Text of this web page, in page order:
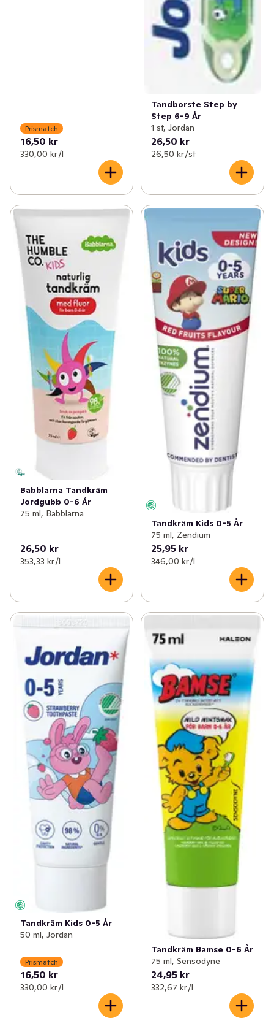
Prismatch
16,50 kr
330,00 kr /l
Tandborste Step by
Step 6-9 År
1 st, Jordan
26,50 kr
26,50 kr /st
Babblarna Tandkräm
Jordgubb 0-6 År
75 ml, Babblarna
26,50 kr
353,33 kr /l
Tandkräm Kids 0-5 År
75 ml, Zendium
25,95 kr
346,00 kr /l
Tandkräm Kids 0-5 År
50 ml, Jordan
Prismatch
16,50 kr
330,00 kr /l
Tandkräm Bamse 0-6 År
75 ml, Sensodyne
24,95 kr
332,67 kr /l